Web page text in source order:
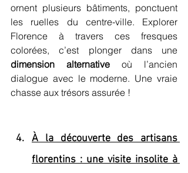
ornent plusieurs bâtiments, ponctuent
les ruelles du centre-ville. Explorer
Florence à travers ces fresques
dimension alternative où l’ancien
dialogue avec le moderne. Une vraie
chasse aux trésors assurée !
À la découverte des artisans
florentins : une visite insolite à